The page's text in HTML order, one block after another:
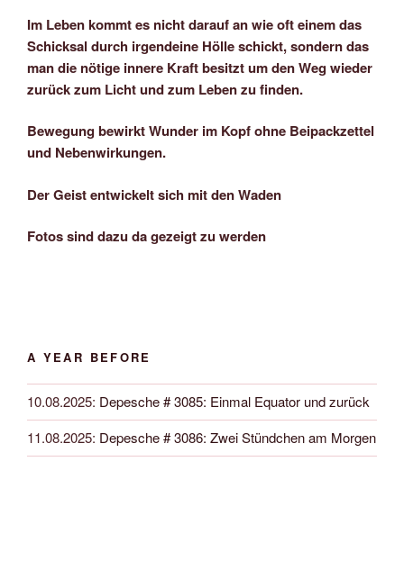
Im Leben kommt es nicht darauf an wie oft einem das
Schicksal durch irgendeine Hölle schickt, sondern das
man die nötige innere Kraft besitzt um den Weg wieder
zurück zum Licht und zum Leben zu finden.
Bewegung bewirkt Wunder im Kopf ohne Beipackzettel
und Nebenwirkungen.
Der Geist entwickelt sich mit den Waden
Fotos sind dazu da gezeigt zu werden
A YEAR BEFORE
10.08.2025: Depesche # 3085: Einmal Equator und zurück
11.08.2025: Depesche # 3086: Zwei Stündchen am Morgen